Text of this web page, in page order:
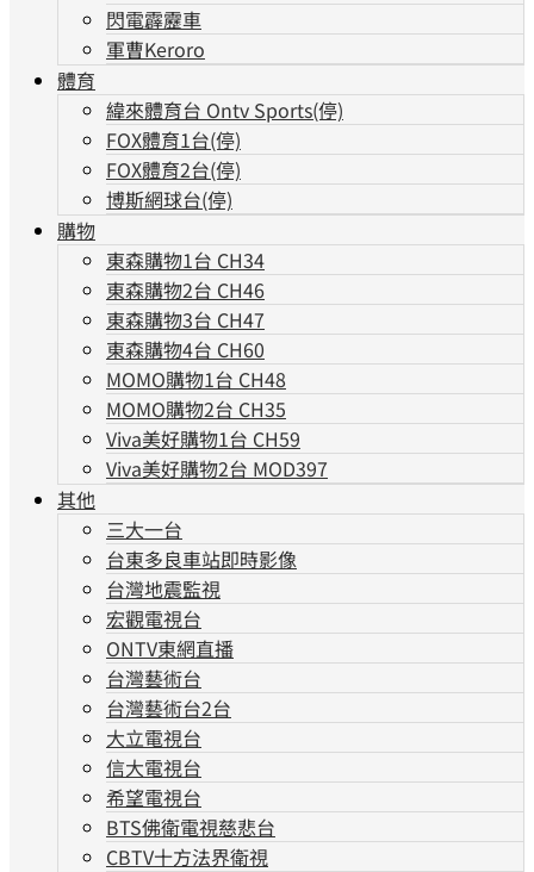
閃電霹靂車
軍曹Keroro
體育
緯來體育台 Ontv Sports(停)
FOX體育1台(停)
FOX體育2台(停)
博斯網球台(停)
購物
東森購物1台 CH34
東森購物2台 CH46
東森購物3台 CH47
東森購物4台 CH60
MOMO購物1台 CH48
MOMO購物2台 CH35
Viva美好購物1台 CH59
Viva美好購物2台 MOD397
其他
三大一台
台東多良車站即時影像
台灣地震監視
宏觀電視台
ONTV東網直播
台灣藝術台
台灣藝術台2台
大立電視台
信大電視台
希望電視台
BTS佛衛電視慈悲台
CBTV十方法界衛視